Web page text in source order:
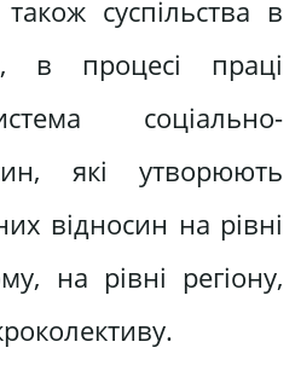
суспільства в
в процесі праці
соціально-
які утворюють
відносин на рівні
на рівні регіону,